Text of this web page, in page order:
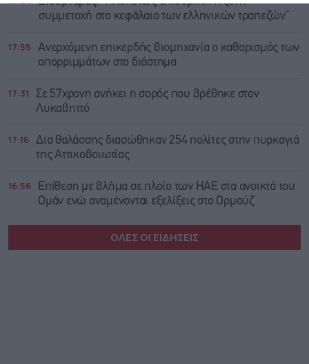
συμμετοχή στο κεφάλαιο των ελληνικών τραπεζών”
17:55
Ανερχόμενη επικερδής βιομηχανία ο καθαρισμός των
απορριμμάτων στο διάστημα
17:31
Σε 57χρονη ανήκει η σορός που βρέθηκε στον
Λυκαβηττό
17:16 Δια θαλάσσης διασώθηκαν 254 πολίτες στην πυρκαγιά
της Αττικοβοιωτίας
16:56
Επίθεση με βλήμα σε πλοίο των ΗΑΕ στα ανοικτά του
Ομάν ενώ αναμένονται εξελίξεις στο Ορμούζ
ΟΛΕΣ ΟΙ ΕΙΔΗΣΕΙΣ